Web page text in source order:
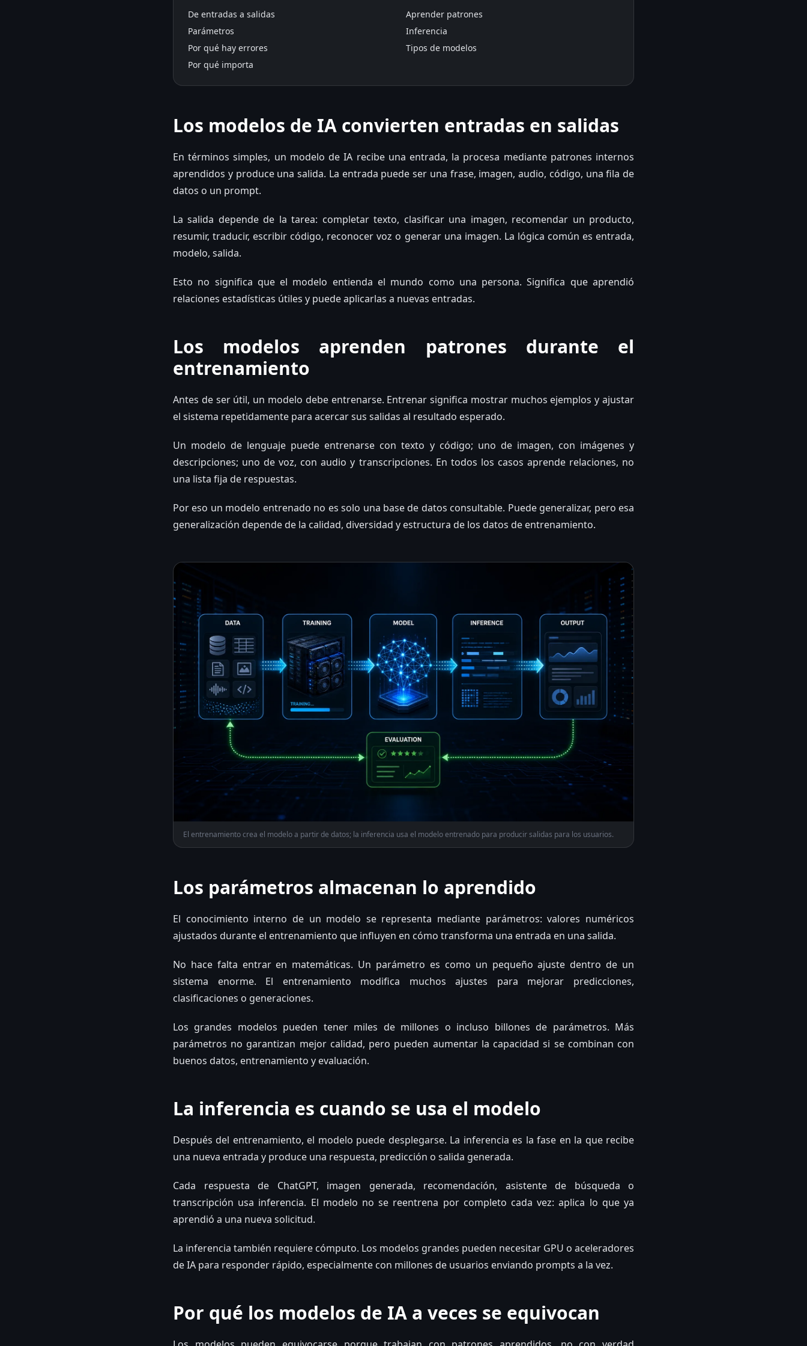
De entradas a salidas
Aprender patrones
Parámetros
Inferencia
Por qué hay errores
Tipos de modelos
Por qué importa
Los modelos de IA convierten entradas en salidas
En términos simples, un modelo de IA recibe una entrada, la procesa mediante patrones internos
aprendidos y produce una salida. La entrada puede ser una frase, imagen, audio, código, una fila de
datos o un prompt.
La salida depende de la tarea: completar texto, clasificar una imagen, recomendar un producto,
resumir, traducir, escribir código, reconocer voz o generar una imagen. La lógica común es entrada,
modelo, salida.
Esto no significa que el modelo entienda el mundo como una persona. Significa que aprendió
relaciones estadísticas útiles y puede aplicarlas a nuevas entradas.
Los modelos aprenden patrones durante el
entrenamiento
Antes de ser útil, un modelo debe entrenarse. Entrenar significa mostrar muchos ejemplos y ajustar
el sistema repetidamente para acercar sus salidas al resultado esperado.
Un modelo de lenguaje puede entrenarse con texto y código; uno de imagen, con imágenes y
descripciones; uno de voz, con audio y transcripciones. En todos los casos aprende relaciones, no
una lista fija de respuestas.
Por eso un modelo entrenado no es solo una base de datos consultable. Puede generalizar, pero esa
generalización depende de la calidad, diversidad y estructura de los datos de entrenamiento.
El entrenamiento crea el modelo a partir de datos; la inferencia usa el modelo entrenado para producir salidas para los usuarios.
Los parámetros almacenan lo aprendido
El conocimiento interno de un modelo se representa mediante parámetros: valores numéricos
ajustados durante el entrenamiento que influyen en cómo transforma una entrada en una salida.
No hace falta entrar en matemáticas. Un parámetro es como un pequeño ajuste dentro de un
sistema enorme. El entrenamiento modifica muchos ajustes para mejorar predicciones,
clasificaciones o generaciones.
Los grandes modelos pueden tener miles de millones o incluso billones de parámetros. Más
parámetros no garantizan mejor calidad, pero pueden aumentar la capacidad si se combinan con
buenos datos, entrenamiento y evaluación.
La inferencia es cuando se usa el modelo
Después del entrenamiento, el modelo puede desplegarse. La inferencia es la fase en la que recibe
una nueva entrada y produce una respuesta, predicción o salida generada.
Cada respuesta de ChatGPT, imagen generada, recomendación, asistente de búsqueda o
transcripción usa inferencia. El modelo no se reentrena por completo cada vez: aplica lo que ya
aprendió a una nueva solicitud.
La inferencia también requiere cómputo. Los modelos grandes pueden necesitar GPU o aceleradores
de IA para responder rápido, especialmente con millones de usuarios enviando prompts a la vez.
Por qué los modelos de IA a veces se equivocan